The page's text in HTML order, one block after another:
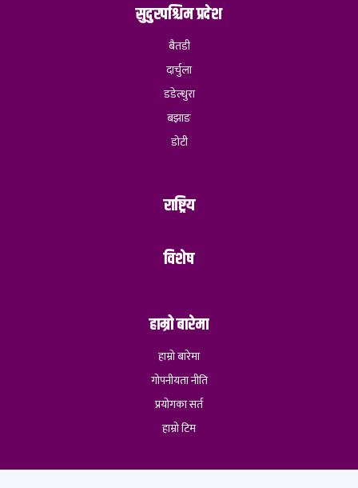
सुदुरपश्चिम प्रदेश
बैतडी
दार्चुला
डडेल्धुरा
बझाङ
डोटी
राष्ट्रिय
विशेष
हाम्रो बारेमा
हाम्रो बारेमा
गोपनीयता नीति
प्रयोगका सर्त
हाम्रो टिम